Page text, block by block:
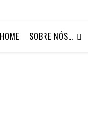
HOME SOBRE NÓS…